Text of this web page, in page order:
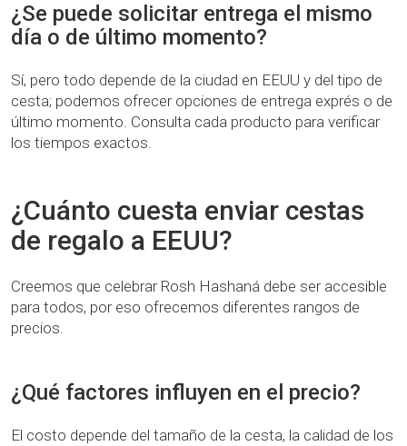
¿Se puede solicitar entrega el mismo
día o de último momento?
Sí, pero todo depende de la ciudad en EEUU y del tipo de
cesta; podemos ofrecer opciones de entrega exprés o de
último momento. Consulta cada producto para verificar
los tiempos exactos.
¿Cuánto cuesta enviar cestas
de regalo a EEUU?
Creemos que celebrar Rosh Hashaná debe ser accesible
para todos, por eso ofrecemos diferentes rangos de
precios.
¿Qué factores influyen en el precio?
El costo depende del tamaño de la cesta, la calidad de los